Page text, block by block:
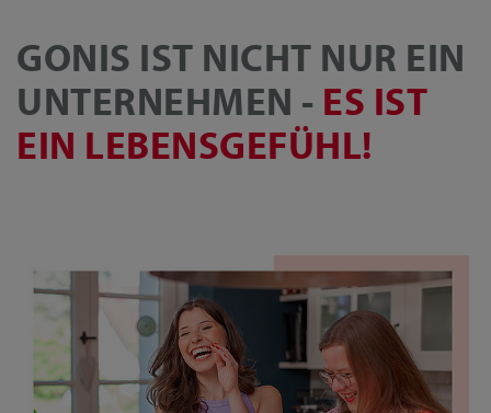
GONIS IST NICHT NUR EIN
UNTERNEHMEN - ES IST
EIN LEBENSGEFÜHL!